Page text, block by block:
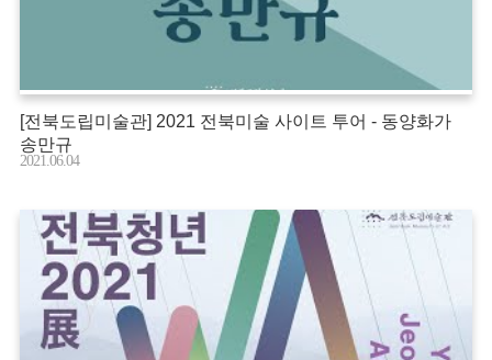
[전북도립미술관] 2021 전북미술 사이트 투어 - 동양화가
송만규
2021.06.04